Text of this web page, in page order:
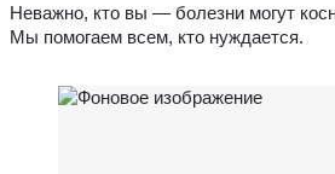
Неважно, кто вы — болезни могут
Мы помогаем всем, кто нуждается.